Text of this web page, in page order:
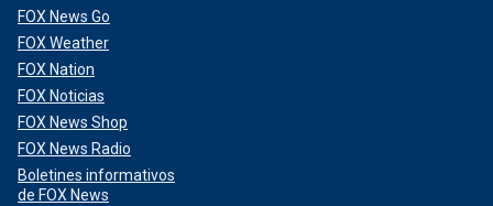
FOX News Go
FOX Weather
FOX Nation
FOX Noticias
FOX News Shop
FOX News Radio
Boletines informativos
de FOX News